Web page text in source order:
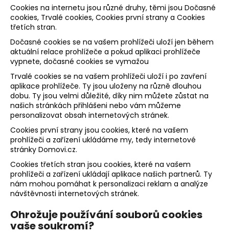
Cookies na internetu jsou různé druhy, těmi jsou Dočasné
cookies, Trvalé cookies, Cookies první strany a Cookies
třetích stran.
Dočasné cookies se na vašem prohlížeči uloží jen během
aktuální relace prohlížeče a pokud aplikaci prohlížeče
vypnete, dočasné cookies se vymažou
Trvalé cookies se na vašem prohlížeči uloží i po zavření
aplikace prohlížeče. Ty jsou uloženy na různě dlouhou
dobu. Ty jsou velmi důležité, díky nim můžete zůstat na
našich stránkách přihlášeni nebo vám můžeme
personalizovat obsah internetových stránek.
Cookies první strany jsou cookies, které na vašem
prohlížeči a zařízení ukládáme my, tedy internetové
stránky Domovi.cz.
Cookies třetích stran jsou cookies, které na vašem
prohlížeči a zařízení ukládají aplikace našich partnerů. Ty
nám mohou pomáhat k personalizaci reklam a analýze
návštěvnosti internetových stránek.
Ohrožuje používání souborů cookies
vaše soukromí?
č
u
j
e
m
e